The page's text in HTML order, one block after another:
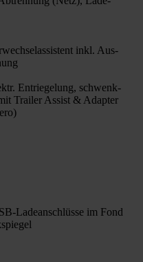
inkl. Aus­
Ent­rie­ge­lung, schwenk­
Trai­ler Assist & Adap­ter
Lade­an­schlüs­se im Fond